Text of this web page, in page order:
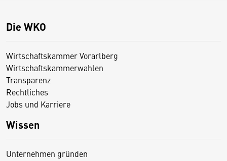
Die WKO
Wirtschaftskammer Vorarlberg
Wirtschaftskammerwahlen
Transparenz
Rechtliches
Jobs und Karriere
Wissen
Unternehmen gründen